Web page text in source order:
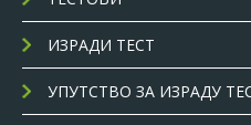
ИЗРАДИ ТЕСТ
УПУТСТВО ЗА ИЗРАДУ